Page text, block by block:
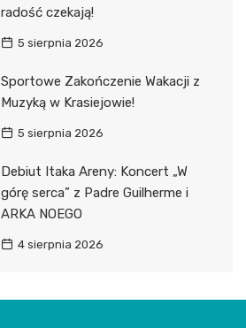
radość czekają!
5 sierpnia 2026
Sportowe Zakończenie Wakacji z
Muzyką w Krasiejowie!
5 sierpnia 2026
Debiut Itaka Areny: Koncert „W
górę serca” z Padre Guilherme i
ARKA NOEGO
4 sierpnia 2026